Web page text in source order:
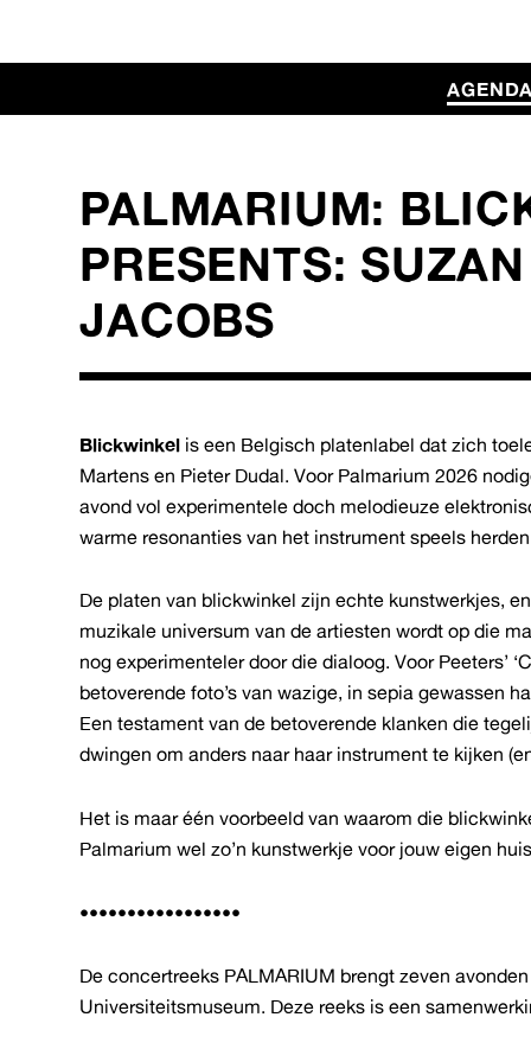
PALMARIUM:
PRESENTS:
JACOBS
Blickwinkel is een Belgisch platenlabel dat zich
Martens en Pieter Dudal. Voor Palmarium 2026
avond vol experimentele doch melodieuze
warme resonanties van het instrument speels
De platen van blickwinkel zijn echte kunstwerkjes,
muzikale universum van de artiesten wordt op die
nog experimenteler door die dialoog. Voor Peeters’
betoverende foto’s van wazige, in sepia gewassen
Een testament van de betoverende klanken die
dwingen om anders naar haar instrument te kijken
Het is maar één voorbeeld van waarom die
Palmarium wel zo’n kunstwerkje voor jouw eigen
•••••••••••••••••
De concertreeks PALMARIUM brengt zeven
Universiteitsmuseum. Deze reeks is een